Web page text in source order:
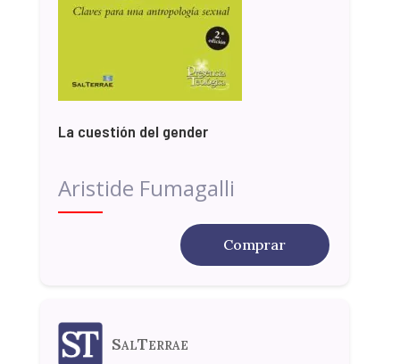
La cuestión del gender
Aristide Fumagalli
Comprar
SalTerrae